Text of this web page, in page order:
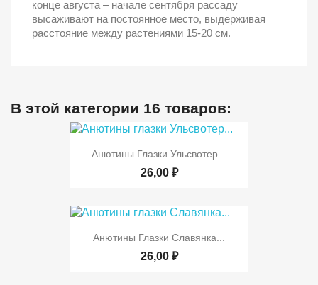
конце августа – начале сентября рассаду
высаживают на постоянное место, выдерживая
расстояние между растениями 15-20 см.
В этой категории 16 товаров:
Анютины Глазки Ульсвотер...
26,00 ₽
Анютины Глазки Славянка...
26,00 ₽